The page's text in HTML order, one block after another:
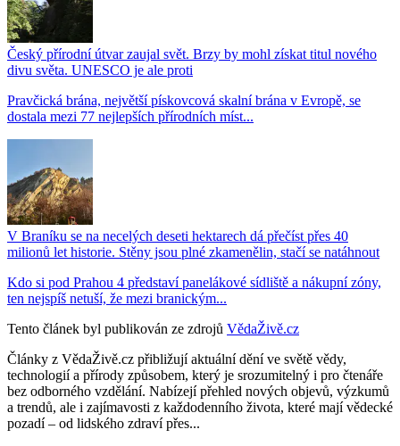
Český přírodní útvar zaujal svět. Brzy by mohl získat titul nového
divu světa. UNESCO je ale proti
Pravčická brána, největší pískovcová skalní brána v Evropě, se
dostala mezi 77 nejlepších přírodních míst...
V Braníku se na necelých deseti hektarech dá přečíst přes 40
milionů let historie. Stěny jsou plné zkamenělin, stačí se natáhnout
Kdo si pod Prahou 4 představí panelákové sídliště a nákupní zóny,
ten nejspíš netuší, že mezi branickým...
Tento článek byl publikován ze zdrojů VědaŽivě.cz
Články z VědaŽivě.cz přibližují aktuální dění ve světě vědy,
technologií a přírody způsobem, který je srozumitelný i pro čtenáře
bez odborného vzdělání. Nabízejí přehled nových objevů, výzkumů
a trendů, ale i zajímavosti z každodenního života, které mají vědecké
pozadí – od lidského zdraví přes...